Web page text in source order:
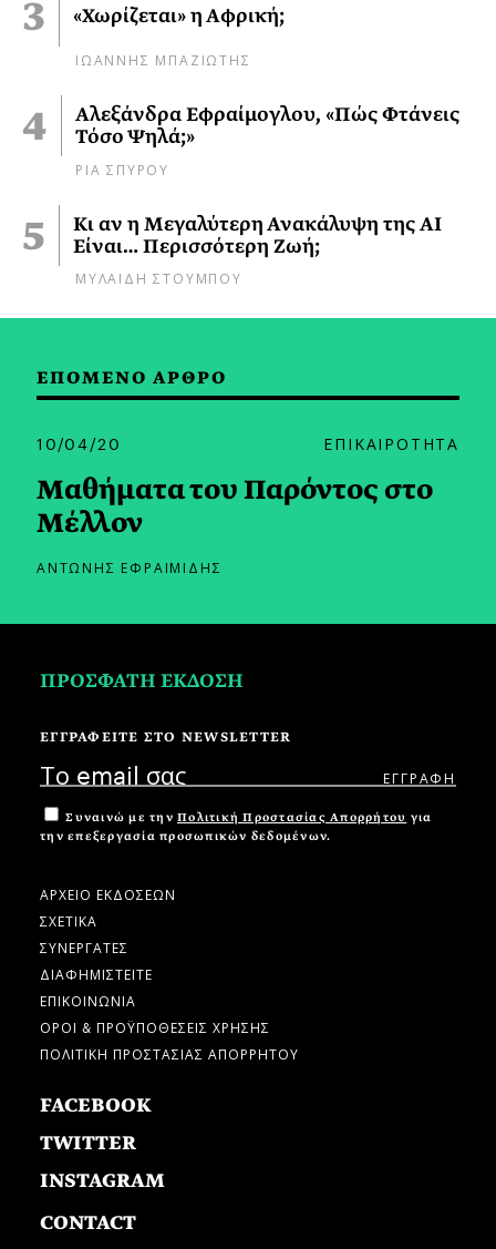
«Χωρίζεται» η Αφρική;
ΙΩΑΝΝΗΣ ΜΠΑΖΙΩΤΗΣ
Αλεξάνδρα Εφραίμογλου, «Πώς Φτάνεις
Τόσο Ψηλά;»
ΡΙΑ ΣΠΥΡΟΥ
Κι αν η Μεγαλύτερη Ανακάλυψη της AI
Είναι… Περισσότερη Ζωή;
ΜΥΛΑΙΔΗ ΣΤΟΥΜΠΟΥ
ΕΠΟΜΕΝΟ ΑΡΘΡΟ
10/04/20 ΕΠΙΚΑΙΡΟΤΗΤΑ
Μαθήματα του Παρόντος στο
Μέλλον
ΑΝΤΩΝΗΣ ΕΦΡΑΙΜΙΔΗΣ
ΠΡΟΣΦΑΤΗ ΕΚΔΟΣΗ
ΕΓΓΡΑΦΕΙΤΕ ΣΤΟ NEWSLETTER
Συναινώ με την Πολιτική Προστασίας Απορρήτου για
την επεξεργασία προσωπικών δεδομένων.
ΑΡΧΕΙΟ ΕΚΔΟΣΕΩΝ
ΣΧΕΤΙΚΑ
ΣΥΝΕΡΓΑΤΕΣ
ΔΙΑΦΗΜΙΣΤΕΙΤΕ
ΕΠΙΚΟΙΝΩΝΙΑ
ΟΡΟΙ & ΠΡΟΫΠΟΘΕΣΕΙΣ ΧΡΗΣΗΣ
ΠΟΛΙΤΙΚΗ ΠΡΟΣΤΑΣΙΑΣ ΑΠΟΡΡΗΤΟΥ
FACEBOOK
TWITTER
INSTAGRAM
CONTACT